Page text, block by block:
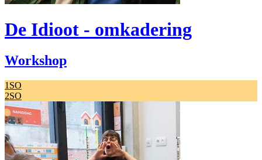
De Idioot - omkadering
Workshop
1SO
2SO